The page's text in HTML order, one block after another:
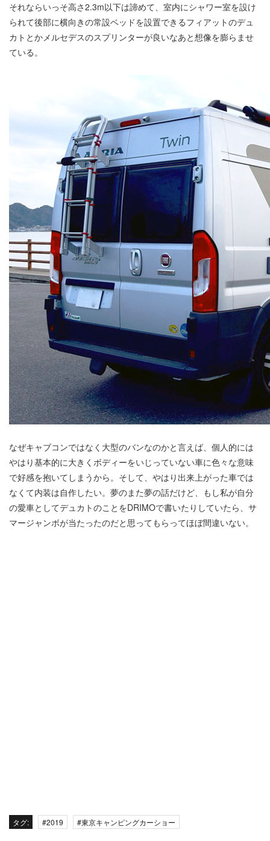
それならいっそ高さ2.3m以下は諦めて、室内にシャワー室を設け
られて後部に横向きの常設ベッドを設置できるフィアットのデュ
カトとかメルセデスのスプリンターが良いなあと想像を膨らませ
ている。
なぜキャブコンではなく大型のバンなのかと言えば、個人的には
やはり基本的に大きくボディーをいじっていない車に色々な意味
で好感を抱いてしまうから。そして、やはり出来上がった車では
なくて内装は自作したい。夢のまた夢の話だけど、もし私が自分
の愛車としてデュカトのことをDRIMOで書いたりしていたら、サ
マージャンボが当たったのだと思ってもらってほぼ間違いない。
タグ: #2019 #東京キャンピングカーショー